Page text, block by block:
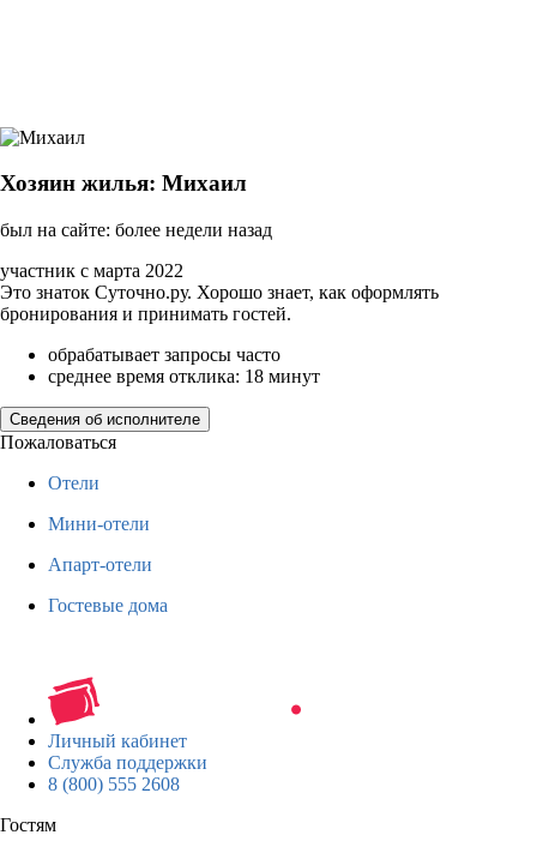
Хозяин жилья: Михаил
был на сайте: более недели назад
участник с марта 2022
Это знаток Суточно.ру. Хорошо знает, как оформлять
бронирования и принимать гостей.
обрабатывает запросы часто
среднее время отклика: 18 минут
Сведения об исполнителе
Пожаловаться
Отели
Мини-отели
Апарт-отели
Гостевые дома
Личный кабинет
Служба поддержки
8 (800) 555 2608
Гостям